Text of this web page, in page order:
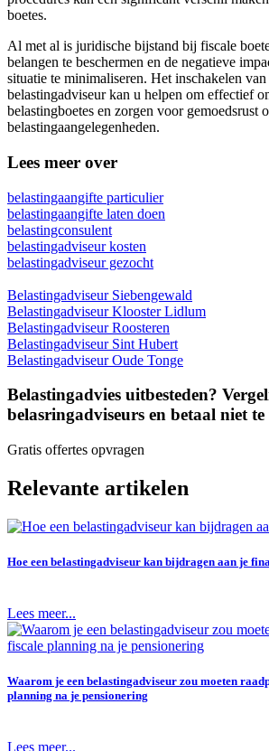
boetes.
Al met al is juridische bijstand bij fiscale
belangen te beschermen en de negatieve
situatie te minimaliseren. Het inschakelen
belastingadviseur kan u helpen om effectief
belastingboetes en zorgen voor gemoedsrust
belastingaangelegenheden.
Lees meer over
belastingaangifte particulier
belastingaangifte laten doen
belastingconsulent
belastingadviseur kosten
belastingadviseur gezocht
Belastingadviseur Siebengewald
Belastingadviseur Klooster Lidlum
Belastingadviseur Roosteren
Belastingadviseur Sint Hubert
Belastingadviseur Oude Tonge
Belastingadvies uitbesteden?
belasringadviseurs en betaal niet te
Gratis offertes opvragen
Relevante artikelen
Hoe een belastingadviseur kan bijdragen aan je
Lees meer...
Waarom je een belastingadviseur zou moeten
planning na je pensionering
Lees meer...